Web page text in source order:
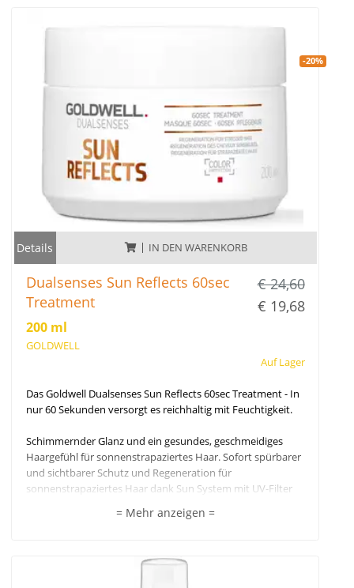
-20%
Details IN DEN WARENKORB
Dualsenses Sun Reflects 60sec
Treatment
€ 24,60
€ 19,68
200 ml
GOLDWELL
Auf Lager
Das Goldwell Dualsenses Sun Reflects 60sec Treatment - In
nur 60 Sekunden versorgt es reichhaltig mit Feuchtigkeit.
Schimmernder Glanz und ein gesundes, geschmeidiges
Haargefühl für sonnenstrapaziertes Haar. Sofort spürbarer
und sichtbarer Schutz und Regeneration für
sonnenstrapaziertes Haar dank Sun System mit UV-Filter
Technology. Regeneriert das Haar intensiv nach
schimmernd-glänzendes Haar und ein gesundes und
= Mehr anzeigen =